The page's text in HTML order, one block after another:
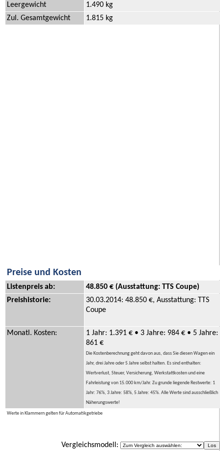
Leergewicht
1.490 kg
Zul. Gesamtgewicht
1.815 kg
Preise und Kosten
Listenpreis ab:
48.850 € (Ausstattung: TTS Coupe)
Preishistorie:
30.03.2014: 48.850 €, Ausstattung: TTS
Coupe
Monatl. Kosten:
1 Jahr: 1.391 € • 3 Jahre: 984 € • 5 Jahre:
861 €
Die Kostenberechnung geht davon aus, dass Sie diesen Wagen ein
Jahr, drei Jahre oder 5 Jahre selbst halten. Es sind enthalten:
Wertverlust, Steuer, Versicherung, Werkstattkosten und eine
Fahrleistung von 15.000 km/Jahr. Zu grunde liegende Restwerte: 1
Jahr: 76%, 3 Jahre: 58%, 5 Jahre: 45%. Alle Werte sind ausschließlich
Näherungswerte!
Werte in Klammern gelten für Automatikgetriebe
Vergleichsmodell: